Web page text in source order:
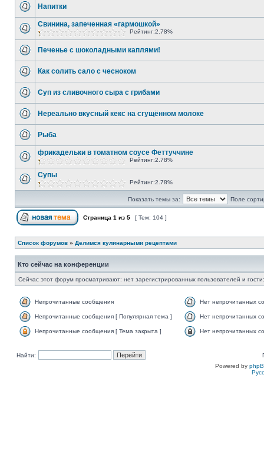
Напитки
Свинина, запеченная «гармошкой»
Рейтинг:2.78%
Печенье с шоколадными каплями!
Как солить сало с чесноком
Суп из сливочного сыра с грибами
Нереально вкусный кекс на сгущённом молоке
Рыба
фрикадельки в томатном соусе Феттуччине
Рейтинг:2.78%
Супы
Рейтинг:2.78%
Показать темы за: Поле
Страница 1 из 5 [ Тем: 104 ]
Список форумов » Делимся кулинарными рецептами
Кто сейчас на конференции
Сейчас этот форум просматривают: нет зарегистрированных пользователей и
Непрочитанные сообщения Нет непрочитанных
Непрочитанные сообщения [ Популярная тема ] Нет непрочитанных
Непрочитанные сообщения [ Тема закрыта ] Нет непрочитанных
Найти:
Powered by